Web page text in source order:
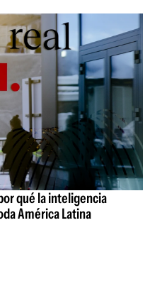
qué la inteligencia
América Latina